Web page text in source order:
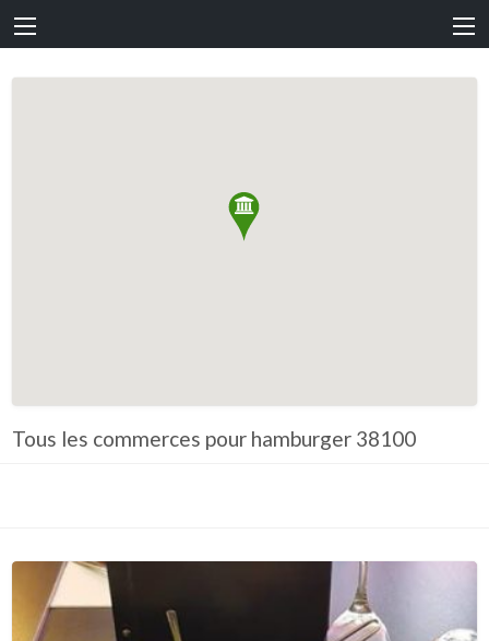
Tous les commerces pour hamburger 38100